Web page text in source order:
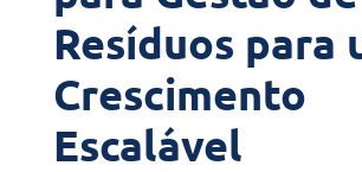
Resíduos para
Crescimento
Escalável